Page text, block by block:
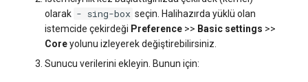
olarak - sing-box seçin. Halihazırda yüklü olan
istemcide çekirdeği Preference>> Basic settings >>
Coreyolunu izleyerek değiştirebilirsiniz.
Sunucu verilerini ekleyin. Bunun için: